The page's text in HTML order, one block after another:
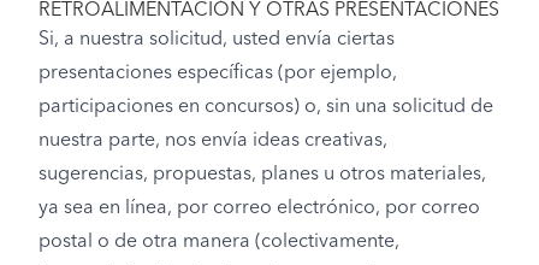
RETROALIMENTACIÓN Y OTRAS PRESENTACIONES
Si, a nuestra solicitud, usted envía ciertas
presentaciones específicas (por ejemplo,
participaciones en concursos) o, sin una solicitud de
nuestra parte, nos envía ideas creativas,
sugerencias, propuestas, planes u otros materiales,
ya sea en línea, por correo electrónico, por correo
postal o de otra manera (colectivamente,